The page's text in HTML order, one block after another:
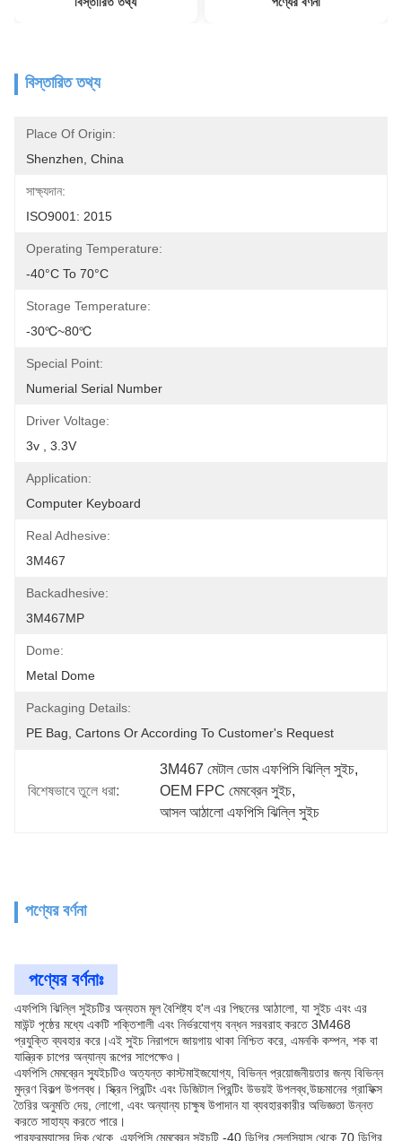
বিস্তারিত তথ্য
Place Of Origin:
Shenzhen, China
সাক্ষ্যদান:
ISO9001: 2015
Operating Temperature:
-40°C To 70°C
Storage Temperature:
-30℃~80℃
Special Point:
Numerial Serial Number
Driver Voltage:
3v , 3.3V
Application:
Computer Keyboard
Real Adhesive:
3M467
Backadhesive:
3M467MP
Dome:
Metal Dome
Packaging Details:
PE Bag, Cartons Or According To Customer's Request
বিশেষভাবে তুলে ধরা:
3M467 মেটাল ডোম এফপিসি ঝিল্লি সুইচ,
OEM FPC মেমব্রেন সুইচ,
আসল আঠালো এফপিসি ঝিল্লি সুইচ
পণ্যের বর্ণনা
পণ্যের বর্ণনাঃ
এফপিসি ঝিল্লি সুইচটির অন্যতম মূল বৈশিষ্ট্য হ'ল এর পিছনের আঠালো, যা সুইচ এবং এর
মাউন্ট পৃষ্ঠের মধ্যে একটি শক্তিশালী এবং নির্ভরযোগ্য বন্ধন সরবরাহ করতে 3M468
প্রযুক্তি ব্যবহার করে।এই সুইচ নিরাপদে জায়গায় থাকা নিশ্চিত করে, এমনকি কম্পন, শক বা
যান্ত্রিক চাপের অন্যান্য রূপের সাপেক্ষেও।
এফপিসি মেমব্রেন স্যুইচটিও অত্যন্ত কাস্টমাইজযোগ্য, বিভিন্ন প্রয়োজনীয়তার জন্য বিভিন্ন
মুদ্রণ বিকল্প উপলব্ধ। স্ক্রিন প্রিন্টিং এবং ডিজিটাল প্রিন্টিং উভয়ই উপলব্ধ,উচ্চমানের গ্রাফিক্স
তৈরির অনুমতি দেয়, লোগো, এবং অন্যান্য চাক্ষুষ উপাদান যা ব্যবহারকারীর অভিজ্ঞতা উন্নত
করতে সাহায্য করতে পারে।
পারফরম্যান্সের দিক থেকে, এফপিসি মেমব্রেন সুইচটি -40 ডিগ্রি সেলসিয়াস থেকে 70 ডিগ্রি